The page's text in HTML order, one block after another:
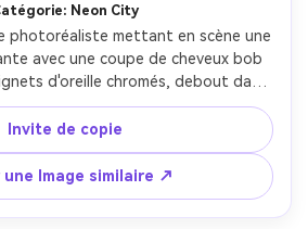
Neon City
photoréaliste mettant en scène une
avec une coupe de cheveux bob
d'oreille chromés, debout dans
au néon trempée de pluie avec des
hologrammes, une typographie
lisant "neon TOMORROW" en haut,
et magenta, un asphalte humide
lumière cinématographique, une
avec un espace négatif généreux,
Invite de copie
une Image similaire ↗